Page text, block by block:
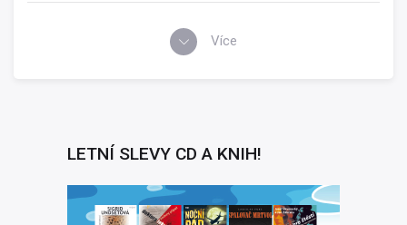
Více
LETNÍ SLEVY CD A KNIH!